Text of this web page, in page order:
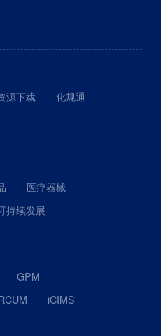
源下载
化规通
医疗器械
持续发展
GPM
iCIMS